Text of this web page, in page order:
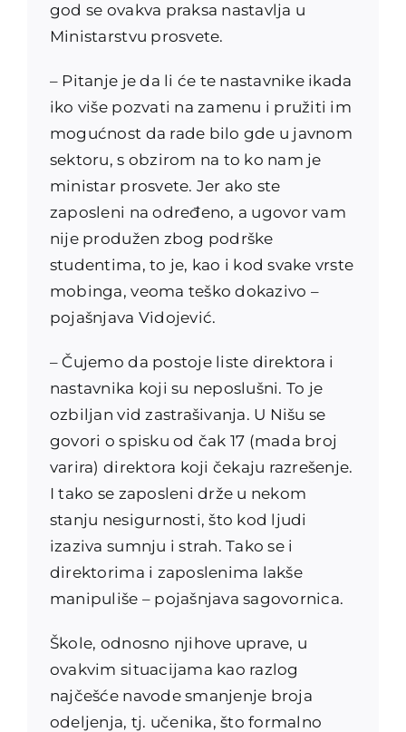
god se ovakva praksa nastavlja u
Ministarstvu prosvete.
– Pitanje je da li će te nastavnike ikada
iko više pozvati na zamenu i pružiti im
mogućnost da rade bilo gde u javnom
sektoru, s obzirom na to ko nam je
ministar prosvete. Jer ako ste
zaposleni na određeno, a ugovor vam
nije produžen zbog podrške
studentima, to je, kao i kod svake vrste
mobinga, veoma teško dokazivo –
pojašnjava Vidojević.
– Čujemo da postoje liste direktora i
nastavnika koji su neposlušni. To je
ozbiljan vid zastrašivanja. U Nišu se
govori o spisku od čak 17 (mada broj
varira) direktora koji čekaju razrešenje.
I tako se zaposleni drže u nekom
stanju nesigurnosti, što kod ljudi
izaziva sumnju i strah. Tako se i
direktorima i zaposlenima lakše
manipuliše – pojašnjava sagovornica.
Škole, odnosno njihove uprave, u
ovakvim situacijama kao razlog
najčešće navode smanjenje broja
odeljenja, tj. učenika, što formalno